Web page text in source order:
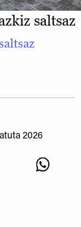
saltsaz
2026